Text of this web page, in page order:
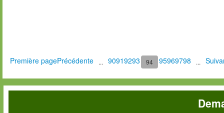
Première pagePrécédente ... 90919293 94 95969798 ...